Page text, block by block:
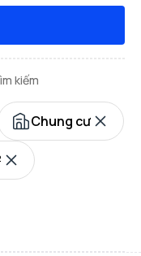
kiếm
Chung cư